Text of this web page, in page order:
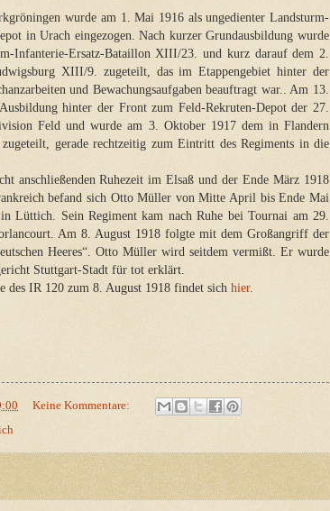
wurde am 1. Mai 1916 als ungedienter Landsturm-
in Urach eingezogen. Nach kurzer Grundausbildung wurde
Infanterie-Ersatz-Bataillon XIII/23. und kurz darauf dem 2.
XIII/9. zugeteilt, das im Etappengebiet hinter der
und Bewachungsaufgaben beauftragt war.. Am 13.
hinter der Front zum Feld-Rekruten-Depot der 27.
Feld und wurde am 3. Oktober 1917 dem in Flandern
zugeteilt, gerade rechtzeitig zum Eintritt des Regiments in die
anschließenden Ruhezeit im Elsaß und der Ende März 1918
befand sich Otto Müller von Mitte April bis Ende Mai
Lüttich. Sein Regiment kam nach Ruhe bei Tournai am 29.
Am 8. August 1918 folgte mit dem Großangriff der
Heeres“. Otto Müller wird seitdem vermißt. Er wurde
Stuttgart-Stadt für tot erklärt.
des IR 120 zum 8. August 1918 findet sich hier.
Keine Kommentare: